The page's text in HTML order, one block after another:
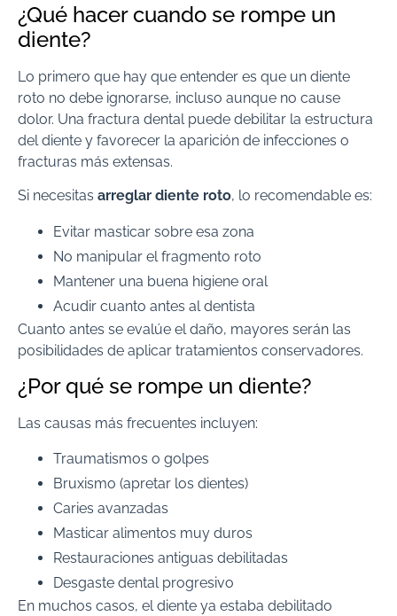
¿Qué hacer cuando se rompe un
diente?
Lo primero que hay que entender es que un diente
roto no debe ignorarse, incluso aunque no cause
dolor. Una fractura dental puede debilitar la estructura
del diente y favorecer la aparición de infecciones o
fracturas más extensas.
Si necesitas arreglar diente roto, lo recomendable es:
Evitar masticar sobre esa zona
No manipular el fragmento roto
Mantener una buena higiene oral
Acudir cuanto antes al dentista
Cuanto antes se evalúe el daño, mayores serán las
posibilidades de aplicar tratamientos conservadores.
¿Por qué se rompe un diente?
Las causas más frecuentes incluyen:
Traumatismos o golpes
Bruxismo (apretar los dientes)
Caries avanzadas
Masticar alimentos muy duros
Restauraciones antiguas debilitadas
Desgaste dental progresivo
En muchos casos, el diente ya estaba debilitado